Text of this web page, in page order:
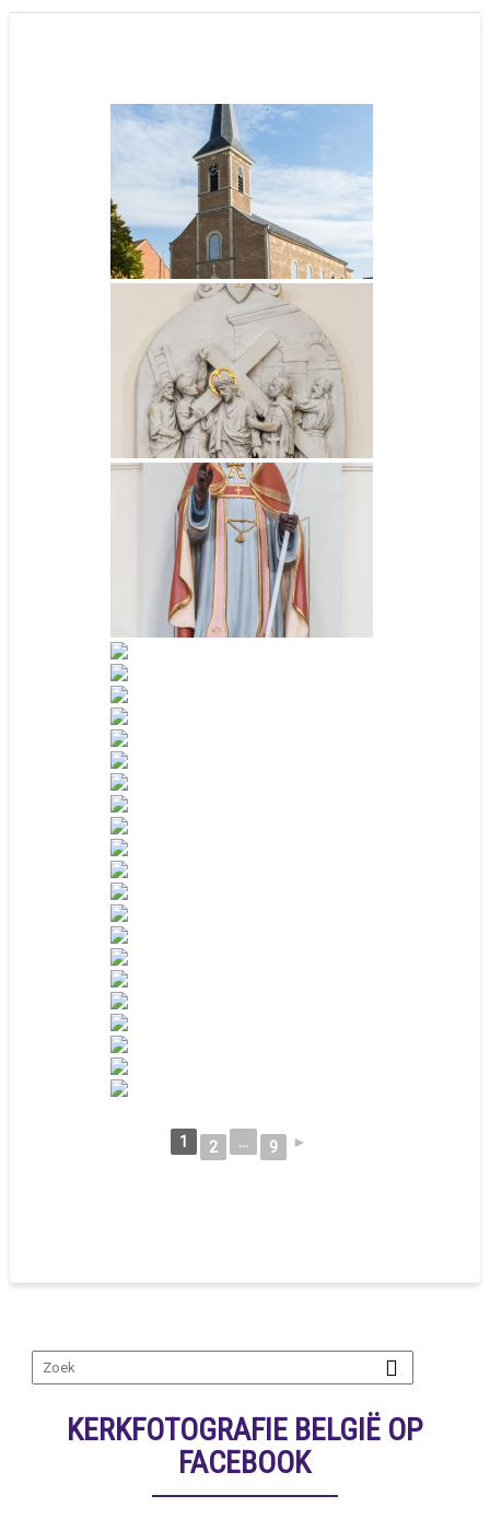
1 2 ... 9 ►
KERKFOTOGRAFIE BELGIË OP
FACEBOOK